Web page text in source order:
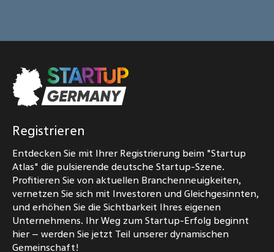
Registrieren
Entdecken Sie mit Ihrer Registrierung beim "Startup
Atlas" die pulsierende deutsche Startup-Szene.
Profitieren Sie von aktuellen Branchenneuigkeiten,
vernetzen Sie sich mit Investoren und Gleichgesinnten,
und erhöhen Sie die Sichtbarkeit Ihres eigenen
Unternehmens. Ihr Weg zum Startup-Erfolg beginnt
hier – werden Sie jetzt Teil unserer dynamischen
Gemeinschaft!